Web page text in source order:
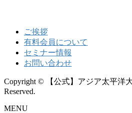
ご挨拶
有料会員について
セミナー情報
お問い合わせ
Copyright © 【公式】アジア太平洋
Reserved.
MENU